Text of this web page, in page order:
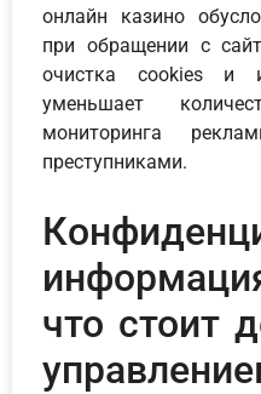
онлайн казино
при обращении с
очистка cookies и
уменьшает
мониторинга
преступниками.
что стоит